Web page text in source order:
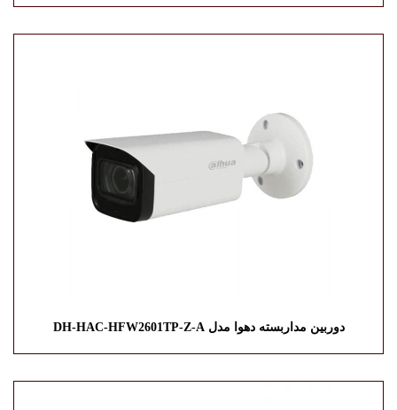
دوربین مداربسته دهوا مدل DH-HAC-HFW2601TP-Z-A